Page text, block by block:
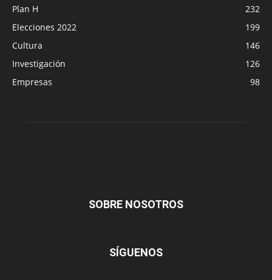
Plan H
232
Elecciones 2022
199
Cultura
146
Investigación
126
Empresas
98
SOBRE NOSOTROS
SÍGUENOS